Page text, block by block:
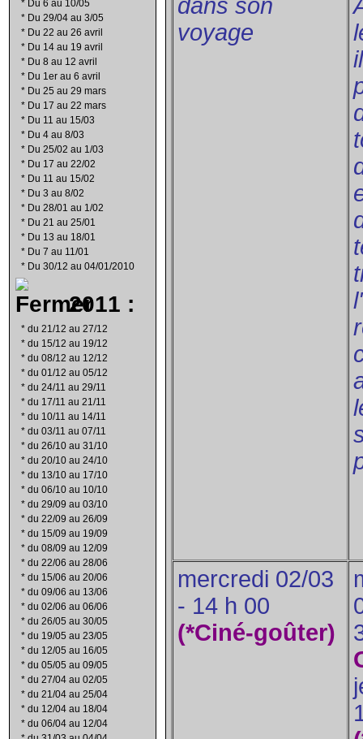
* Du 6 au 10/05
* Du 29/04 au 3/05
* Du 22 au 26 avril
* Du 14 au 19 avril
* Du 8 au 12 avril
* Du 1er au 6 avril
* Du 25 au 29 mars
* Du 17 au 22 mars
* Du 11 au 15/03
* Du 4 au 8/03
* Du 25/02 au 1/03
* Du 17 au 22/02
* Du 11 au 15/02
* Du 3 au 8/02
* Du 28/01 au 1/02
* Du 21 au 25/01
* Du 13 au 18/01
* Du 7 au 11/01
* Du 30/12 au 04/01/2010
2011 :
* du 21/12 au 27/12
* du 15/12 au 19/12
* du 08/12 au 12/12
* du 01/12 au 05/12
* du 24/11 au 29/11
* du 17/11 au 21/11
* du 10/11 au 14/11
* du 03/11 au 07/11
* du 26/10 au 31/10
* du 20/10 au 24/10
* du 13/10 au 17/10
* du 06/10 au 10/10
* du 29/09 au 03/10
* du 22/09 au 26/09
* du 15/09 au 19/09
* du 08/09 au 12/09
* du 22/06 au 28/06
* du 15/06 au 20/06
* du 09/06 au 13/06
* du 02/06 au 06/06
* du 26/05 au 30/05
* du 19/05 au 23/05
* du 12/05 au 16/05
* du 05/05 au 09/05
* du 27/04 au 02/05
* du 21/04 au 25/04
* du 12/04 au 18/04
* du 06/04 au 12/04
dans son
voyage
mercredi 02/03
- 14 h 00
(*Ciné-goûter)